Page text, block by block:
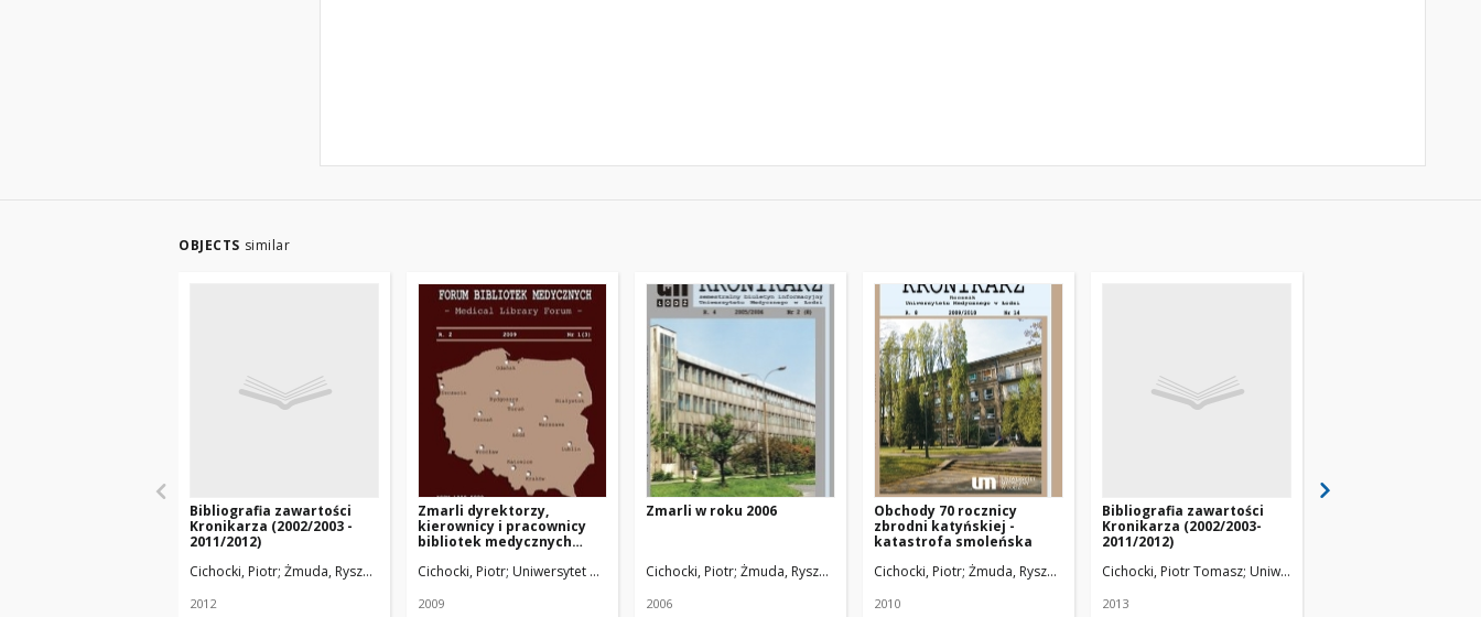
OBJECTS similar
Bibliografia zawartości
Kronikarza (2002/2003 -
2011/2012)
Cichocki, Piotr Żmuda, Ryszard. Red. nacz.
2012
Zmarli dyrektorzy,
kierownicy i pracownicy
bibliotek medycznych
Cichocki, Piotr Uniwersytet Medyczny w Łodzi
2009
Zmarli w roku 2006
Cichocki, Piotr Żmuda, Ryszard. Red. nacz.
2006
Obchody 70 rocznicy
zbrodni katyńskiej -
katastrofa smoleńska
Cichocki, Piotr Żmuda, Ryszard. Red. nacz.
2010
Bibliografia zawartości
Kronikarza (2002/2003-
2011/2012)
Cichocki, Piotr Tomasz Uniwersytet Medyczny w Łodzi
2013